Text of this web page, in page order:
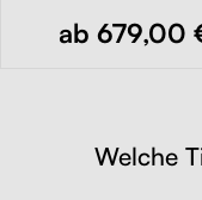
ab 679,00
Welche